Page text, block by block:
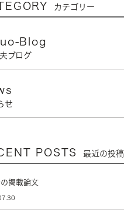
カテゴリー
Blog
ブログ
せ
POSTS 最近の投稿
掲載論文